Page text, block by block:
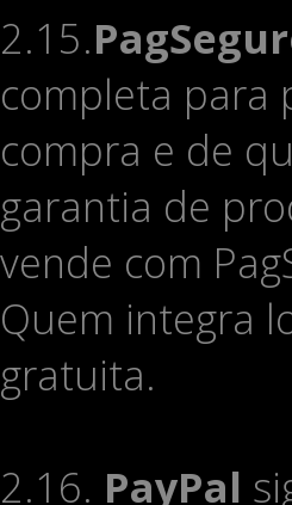
2.15.
completa para
compra e de
garantia de
vende com
Quem integra
gratuita.
2.16. PayPal